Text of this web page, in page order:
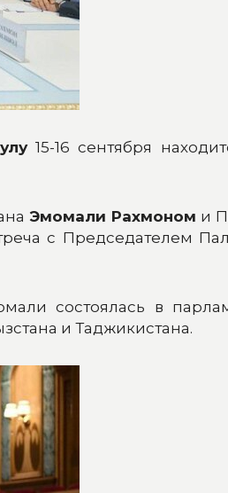
15-16 сентября
Эмомали Рахмоном и
с Председателем
состоялась в
и Таджикистана.